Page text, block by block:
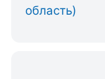
область)